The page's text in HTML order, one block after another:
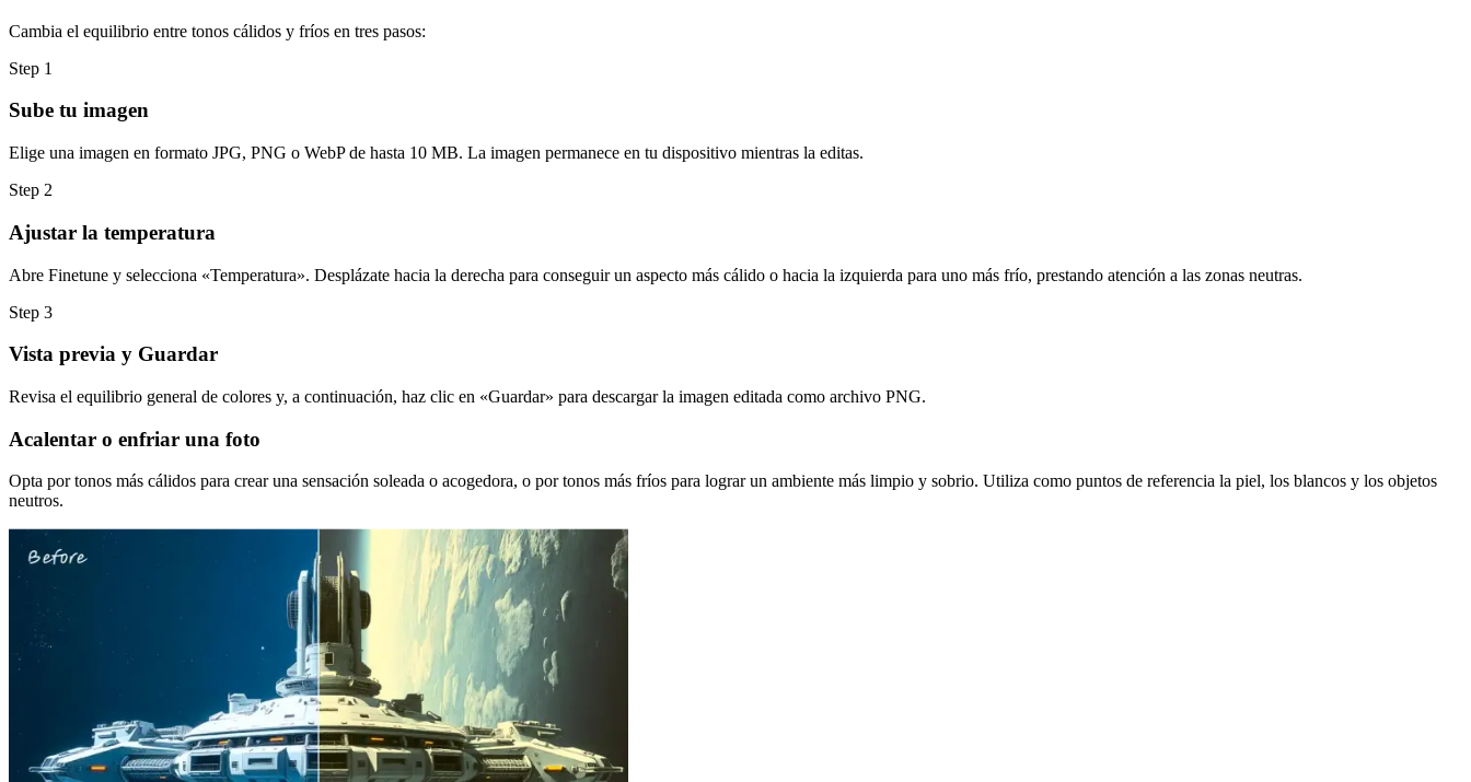
Cambia el equilibrio entre tonos cálidos y fríos en tres pasos:
Step 1
Sube tu imagen
Elige una imagen en formato JPG, PNG o WebP de hasta 10 MB. La imagen permanece en tu dispositivo mientras la editas.
Step 2
Ajustar la temperatura
Abre Finetune y selecciona «Temperatura». Desplázate hacia la derecha para conseguir un aspecto más cálido o hacia la izquierda para uno más frío, prestando atención a las zonas neutras.
Step 3
Vista previa y Guardar
Revisa el equilibrio general de colores y, a continuación, haz clic en «Guardar» para descargar la imagen editada como archivo PNG.
Acalentar o enfriar una foto
Opta por tonos más cálidos para crear una sensación soleada o acogedora, o por tonos más fríos para lograr un ambiente más limpio y sobrio. Utiliza como puntos de referencia la piel, los blancos y los objetos
neutros.